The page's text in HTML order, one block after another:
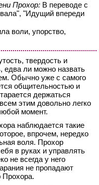
Прохор: В переводе с
"Идущий впереди
воли, упорство,
твердость и
едва ли можно назвать
Обычно уже с самого
общительностью и
держаться
этим довольно легко
момент.
наблюдается такие
впрочем, нередко
воля. Прохор
в руках и управлять
не всегда у него
не пропадают
Прохора.